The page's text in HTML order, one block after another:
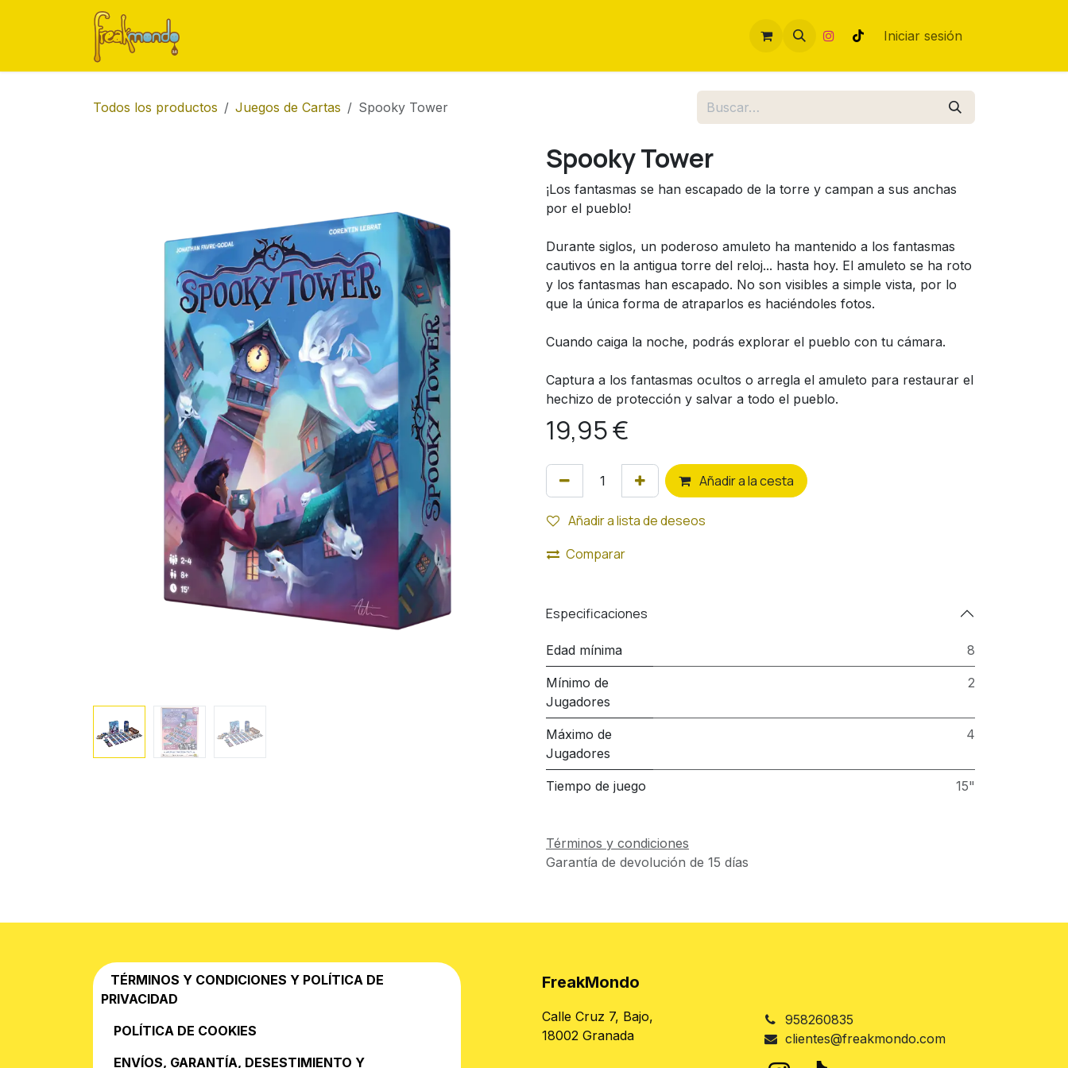
Iniciar sesión
Todos los productos Juegos de Cartas Spooky Tower
Spooky Tower
¡Los fantasmas se han escapado de la torre y campan a sus anchas
por el pueblo!
Durante siglos, un poderoso amuleto ha mantenido a los fantasmas
cautivos en la antigua torre del reloj... hasta hoy. El amuleto se ha roto
y los fantasmas han escapado. No son visibles a simple vista, por lo
que la única forma de atraparlos es haciéndoles fotos.
Cuando caiga la noche, podrás explorar el pueblo con tu cámara.
Captura a los fantasmas ocultos o arregla el amuleto para restaurar el
hechizo de protección y salvar a todo el pueblo.
19,95€
Añadir a la cesta
Añadir a lista de deseos
Comparar
Especificaciones
Edad mínima 8
Mínimo de
Jugadores
2
Máximo de
Jugadores
4
Tiempo de juego 15"
Términos y condiciones
Garantía de devolución de 15 días
958260835
clientes@freakmondo.com
FreakMondo
Calle Cruz 7, Bajo,
18002 Granada
TÉRMINOS Y CONDICIONES Y POLÍTICA DE
PRIVACIDAD
POLÍTICA DE COOKIES
EN​VÍOS, GARANTÍA, DESESTIMIENTO Y